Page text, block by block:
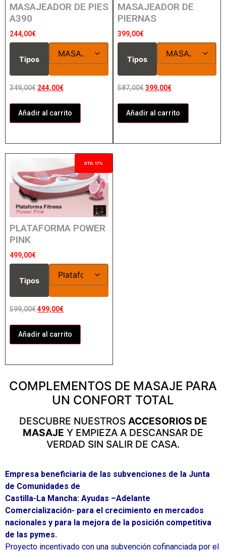
MASAJEADOR DE PIES
A390
244,00€
Tipos
349,00€ 244,00€
Añadir al carrito
MASAJEADOR DE
PIERNAS
399,00€
Tipos
587,00€399,00€
Añadir al carrito
DTO. 17%
PLATAFORMA POWER
PINK
499,00€
Tipos
599,00€499,00€
Añadir al carrito
COMPLEMENTOS DE MASAJE PARA
UN CONFORT TOTAL
DESCUBRE NUESTROS ACCESORIOS DE
MASAJE Y EMPIEZA A DESCANSAR DE
VERDAD SIN SALIR DE CASA.
Empresa beneficiaria de las subvenciones de la Junta
de Comunidades de
Castilla-La Mancha: Ayudas –Adelante
Comercialización- para el crecimiento en mercados
nacionales y para la mejora de la posición competitiva
de las pymes.
Proyecto incentivado con una subvención cofinanciada por el